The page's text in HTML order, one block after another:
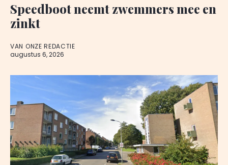
Speedboot neemt zwemmers mee en
zinkt
VAN ONZE REDACTIE
augustus 6, 2026